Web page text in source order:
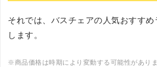
それでは、バスチェアの人気おすす
します。
※商品価格は時期により変動する可能性があり